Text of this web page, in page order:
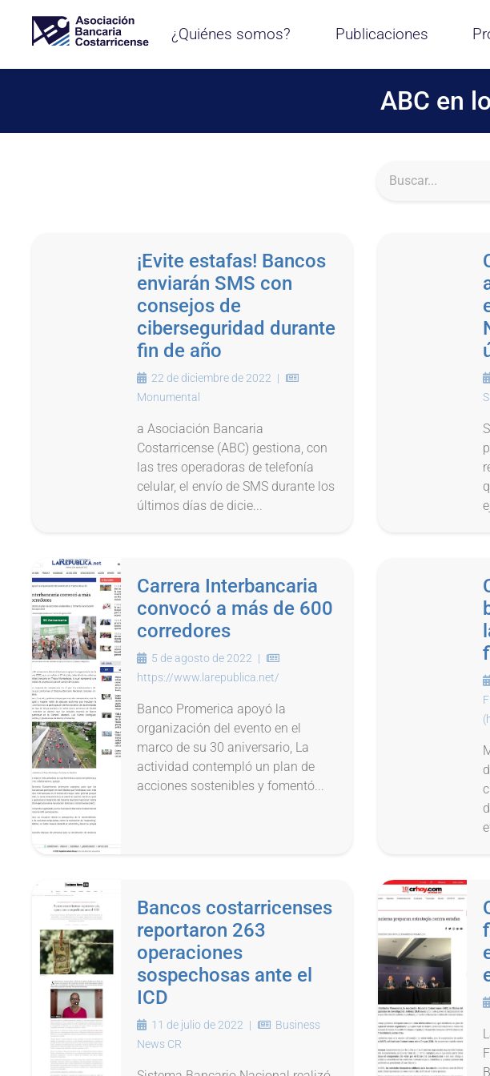
¿Quiénes somos? Publicaciones
ABC en
¡Evite estafas! Bancos
enviarán SMS con
consejos de
ciberseguridad durante
fin de año
22 de diciembre de 2022 |
Monumental
a Asociación Bancaria
Costarricense (ABC) gestiona, con
las tres operadoras de telefonía
celular, el envío de SMS durante los
últimos días de dicie...
Carrera Interbancaria
convocó a más de 600
corredores
5 de agosto de 2022 |
https://www.larepublica.net/
Banco Promerica apoyó la
organización del evento en el
marco de su 30 aniversario, La
actividad contempló un plan de
acciones sostenibles y fomentó...
Bancos costarricenses
reportaron 263
operaciones
sospechosas ante el
ICD
11 de julio de 2022 |
Business
News CR